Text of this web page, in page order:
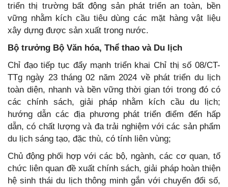
triển thị trường bất động sản phát triển an toàn, bền
vững nhằm kích cầu tiêu dùng các mặt hàng vật liệu
xây dựng được sản xuất trong nước.
Bộ trưởng Bộ Văn hóa, Thể thao và Du lịch
Chỉ đạo tiếp tục đẩy mạnh triển khai Chỉ thị số 08/CT-
TTg ngày 23 tháng 02 năm 2024 về phát triển du lịch
toàn diện, nhanh và bền vững thời gian tới trong đó có
các chính sách, giải pháp nhằm kích cầu du lịch;
hướng dẫn các địa phương phát triển điểm đến hấp
dẫn, có chất lượng và đa trải nghiệm với các sản phẩm
du lịch sáng tạo, đặc thù, có tính liên vùng;
Chủ động phối hợp với các bộ, ngành, các cơ quan, tổ
chức liên quan đề xuất chính sách, giải pháp hoàn thiện
hệ sinh thái du lịch thông minh gắn với chuyển đổi số,